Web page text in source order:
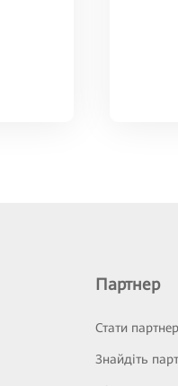
Партнер
Стати
Знайдіть